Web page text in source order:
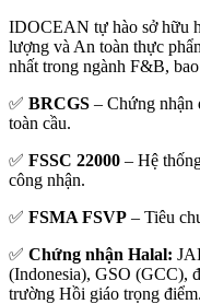
IDOCEAN tự hào sở hữu
lượng và An toàn thực
nhất trong ngành F&B,
✅ BRCGS – Chứng nhận
toàn cầu.
✅ FSSC 22000 – Hệ
công nhận.
✅ FSMA FSVP – Tiêu
✅ Chứng nhận Halal:
(Indonesia), GSO (GCC),
trường Hồi giáo trọng điểm.